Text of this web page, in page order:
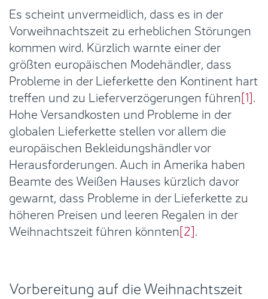
Es scheint unvermeidlich, dass es in der
Vorweihnachtszeit zu erheblichen Störungen
kommen wird. Kürzlich warnte einer der
größten europäischen Modehändler, dass
Probleme in der Lieferkette den Kontinent hart
treffen und zu Lieferverzögerungen führen[1].
Hohe Versandkosten und Probleme in der
globalen Lieferkette stellen vor allem die
europäischen Bekleidungshändler vor
Herausforderungen. Auch in Amerika haben
Beamte des Weißen Hauses kürzlich davor
gewarnt, dass Probleme in der Lieferkette zu
höheren Preisen und leeren Regalen in der
Weihnachtszeit führen könnten[2].
Vorbereitung auf die Weihnachtszeit